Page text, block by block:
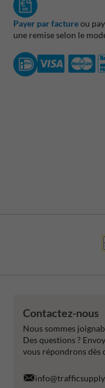
Payer par factureou
une remise selon le
Contactez-nous
Nous sommes
Des questions ?
vous répondrons dès